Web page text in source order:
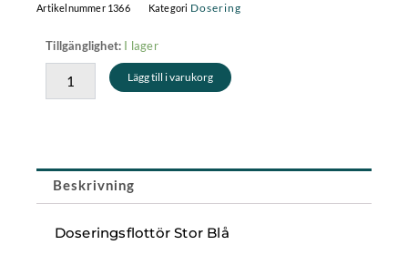
Artikelnummer 1366 Kategori Dosering
Tillgänglighet: I lager
Doseringsflottör
stor
-
Lägg till i varukorg
Beskrivning
Doseringsflottör Stor Blå